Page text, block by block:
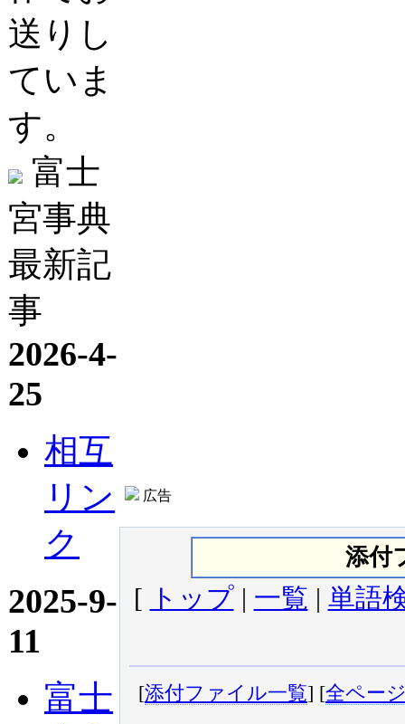
送りし
ていま
す。
富士
宮事典
最新記
事
2026-4-
25
相互
リン
ク
2025-9-
11
富士
広告
添付
[ トップ| 一覧 | 単語
[添付ファイル一覧] [全ペー